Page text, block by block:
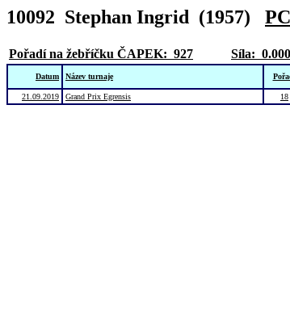
10092 Stephan Ingrid (1957)
Pořadí na žebříčku ČAPEK: 927 Síla: 0.000
Datum Název turnaje
21.09.2019 Grand Prix Egrensis 18